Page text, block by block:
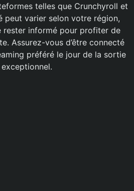
telles que Crunchyroll et
peut varier selon votre région,
rester informé pour profiter de
Assurez-vous d’être connecté
préféré le jour de la sortie